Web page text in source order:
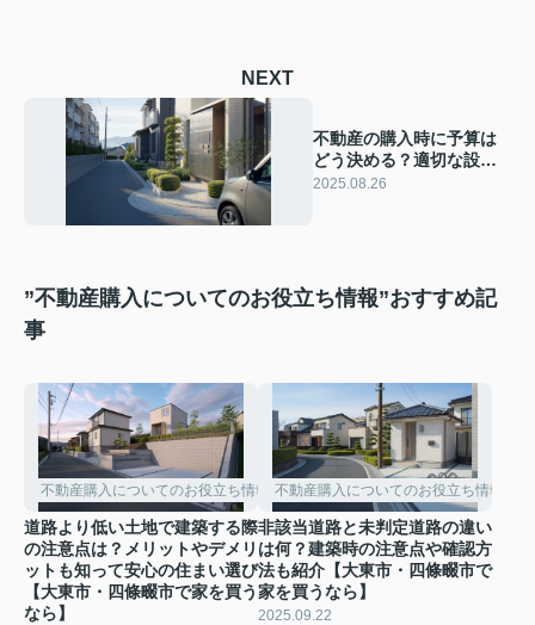
NEXT
不動産の購入時に予算は
どう決める？適切な設定
方法とポイントを紹介
2025.08.26
”不動産購入についてのお役立ち情報”おすすめ記
事
不動産購入についてのお役立ち情報
道路より低い土地で建築する際
の注意点は？メリットやデメリ
ットも知って安心の住まい選び
【大東市・四條畷市で家を買う
なら】
不動産購入についてのお役立ち情報
非該当道路と未判定道路の違い
は何？建築時の注意点や確認方
法も紹介【大東市・四條畷市で
家を買うなら】
2025.09.22